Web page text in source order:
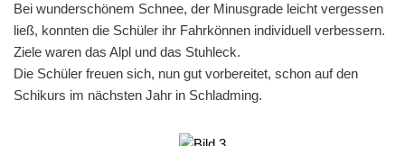
Bei wunderschönem Schnee, der Minusgrade leicht vergessen
ließ, konnten die Schüler ihr Fahrkönnen individuell verbessern.
Ziele waren das Alpl und das Stuhleck.
Die Schüler freuen sich, nun gut vorbereitet, schon auf den
Schikurs im nächsten Jahr in Schladming.